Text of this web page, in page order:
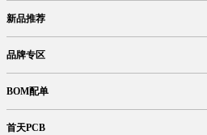
新品推荐
品牌专区
BOM配单
首天PCB